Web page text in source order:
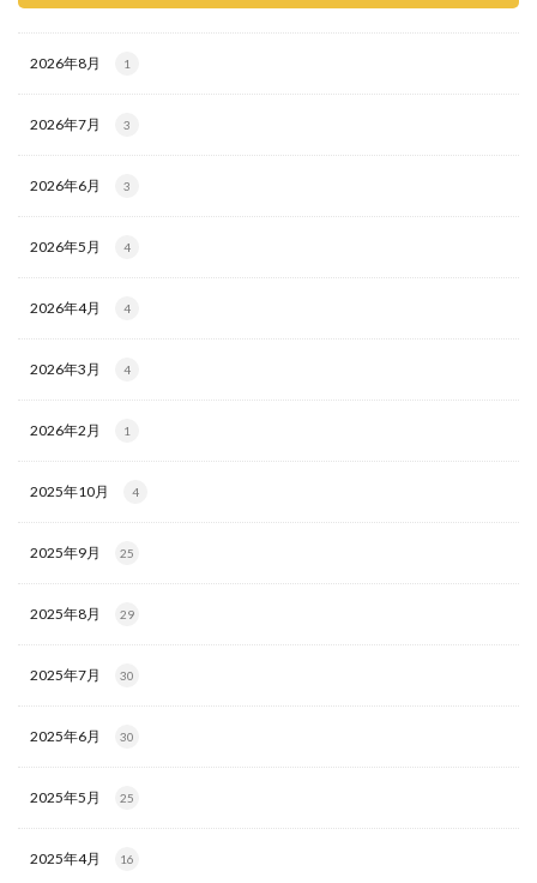
2026年8月 1
2026年7月 3
2026年6月 3
2026年5月 4
2026年4月 4
2026年3月 4
2026年2月 1
2025年10月 4
2025年9月 25
2025年8月 29
2025年7月 30
2025年6月 30
2025年5月 25
2025年4月 16